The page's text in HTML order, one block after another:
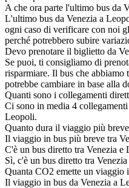
A che ora parte l'ultimo bus da
L'ultimo bus da Venezia a
ogni caso di verificare con noi
perché potrebbero subire
Devo prenotare il biglietto da
Se puoi, ti consigliamo di
risparmiare. Il bus che abbiamo
potrebbe cambiare in base alla
Quanti sono i collegamenti
Ci sono in media 4
Leopoli.
Quanto dura il viaggio più
Il viaggio in bus più breve tra
C'è un bus diretto tra Venezia e
Sì, c'è un bus diretto tra
Quanta CO2 emette un viaggio
Il viaggio in bus da Venezia a